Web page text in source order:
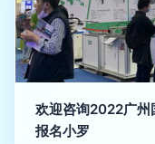
欢迎咨询2022广州
报名小罗